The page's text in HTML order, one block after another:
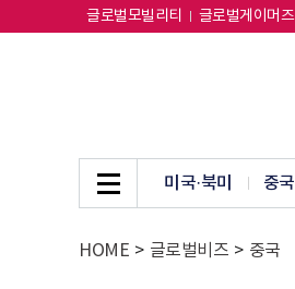
글로벌모빌리티 글로벌게이머즈
미국·북미 중국
HOME > 글로벌비즈 > 중국